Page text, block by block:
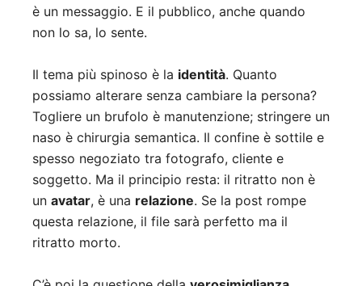
è un messaggio. E il pubblico, anche quando
non lo sa, lo sente.
Il tema più spinoso è la identità. Quanto
possiamo alterare senza cambiare la persona?
Togliere un brufolo è manutenzione; stringere un
naso è chirurgia semantica. Il confine è sottile e
spesso negoziato tra fotografo, cliente e
soggetto. Ma il principio resta: il ritratto non è
un avatar, è una relazione. Se la post rompe
questa relazione, il file sarà perfetto ma il
ritratto morto.